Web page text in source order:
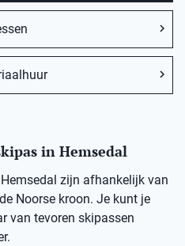
in Hemsedal
Hemsedal zijn afhankelijk van
Noorse kroon. Je kunt je
van tevoren skipassen